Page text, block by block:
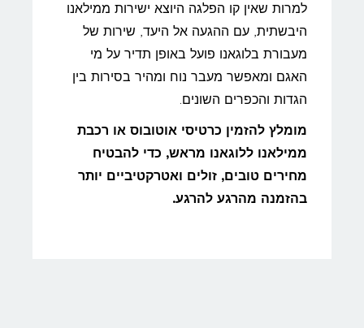
למרות שאין קו הפלגה היוצא ישירות ממילאנו
היבשתית, עם ההגעה אל היעד, שירות של
מעבורת בלוגאנו פועל באופן תדיר על מי
האגם ומאפשר מעבר נוח ומהיר בסירות בין
הגדות והכפרים השונים.
מומלץ להזמין כרטיסי אוטובוס או רכבת
ממילאנו ללוגאנו מראש, כדי להבטיח
מחירים טובים, זולים ואטרקטיביים יותר
בהזמנה מהרגע להרגע.